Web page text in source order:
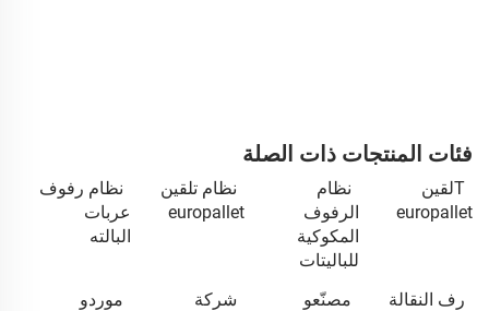
فئات المنتجات ذات الصلة
Tلقين
europallet
نظام
الرفوف
المكوكية
للباليتات
نظام تلقين
europallet
نظام رفوف
عربات
البالته
رف النقالة
مصنّعو
شركة
موردو